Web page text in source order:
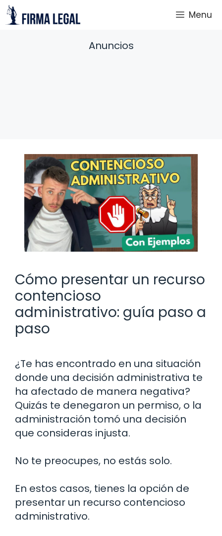
Saltar
al
Menu
Anuncios
Cómo presentar un recurso
contencioso
administrativo: guía paso a
paso
¿Te has encontrado en una situación
donde una decisión administrativa te
ha afectado de manera negativa?
Quizás te denegaron un permiso, o la
administración tomó una decisión
que consideras injusta.
No te preocupes, no estás solo.
En estos casos, tienes la opción de
presentar un recurso contencioso
administrativo.